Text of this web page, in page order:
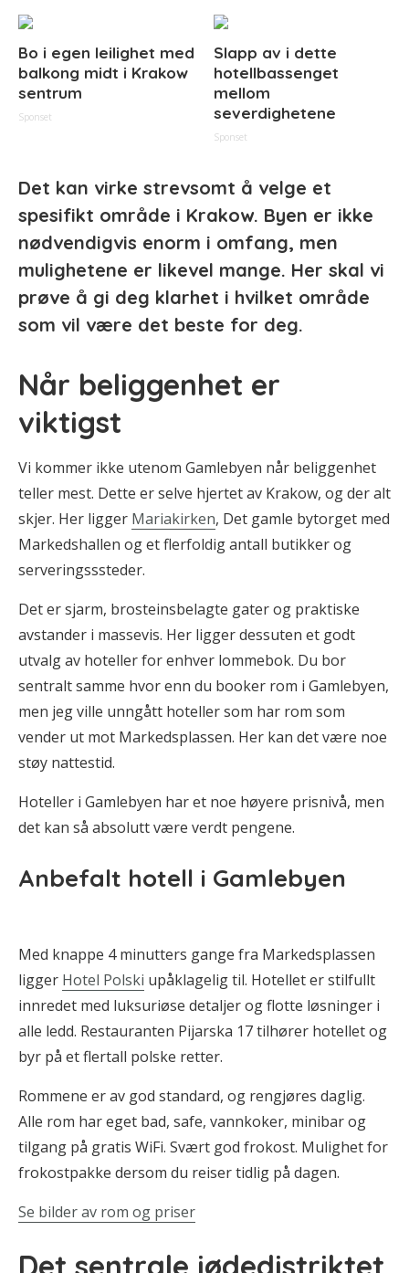
Bo i egen leilighet med
balkong midt i Krakow
sentrum
Sponset
Slapp av i dette
hotellbassenget
mellom
severdighetene
Sponset
Det kan virke strevsomt å velge et
spesifikt område i Krakow. Byen er ikke
nødvendigvis enorm i omfang, men
mulighetene er likevel mange. Her skal vi
prøve å gi deg klarhet i hvilket område
som vil være det beste for deg.
Når beliggenhet er
viktigst
Vi kommer ikke utenom Gamlebyen når beliggenhet
teller mest. Dette er selve hjertet av Krakow, og der alt
skjer. Her ligger Mariakirken, Det gamle bytorget med
Markedshallen og et flerfoldig antall butikker og
serveringsssteder.
Det er sjarm, brosteinsbelagte gater og praktiske
avstander i massevis. Her ligger dessuten et godt
utvalg av hoteller for enhver lommebok. Du bor
sentralt samme hvor enn du booker rom i Gamlebyen,
men jeg ville unngått hoteller som har rom som
vender ut mot Markedsplassen. Her kan det være noe
støy nattestid.
Hoteller i Gamlebyen har et noe høyere prisnivå, men
det kan så absolutt være verdt pengene.
Anbefalt hotell i Gamlebyen
Med knappe 4 minutters gange fra Markedsplassen
ligger Hotel Polski upåklagelig til. Hotellet er stilfullt
innredet med luksuriøse detaljer og flotte løsninger i
alle ledd. Restauranten Pijarska 17 tilhører hotellet og
byr på et flertall polske retter.
Rommene er av god standard, og rengjøres daglig.
Alle rom har eget bad, safe, vannkoker, minibar og
tilgang på gratis WiFi. Svært god frokost. Mulighet for
frokostpakke dersom du reiser tidlig på dagen.
Se bilder av rom og priser
Det sentrale jødedistriktet